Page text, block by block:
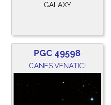
GALAXY
PGC 49598
CANES VENATICI